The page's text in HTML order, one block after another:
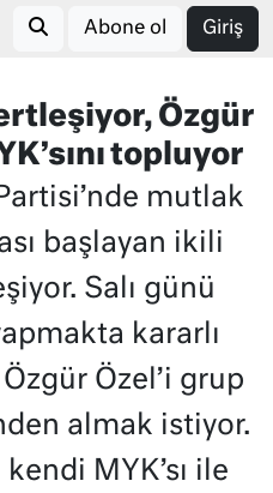
Abone ol Giriş
Özgür
topluyor
mutlak
başlayan ikili
Salı günü
kararlı
Özel’i grup
almak istiyor.
MYK’sı ile